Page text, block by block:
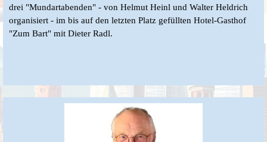
drei "Mundartabenden" - von Helmut Heinl und Walter Heldrich
organisiert - im bis auf den letzten Platz gefüllten Hotel-Gasthof
"Zum Bart" mit Dieter Radl.